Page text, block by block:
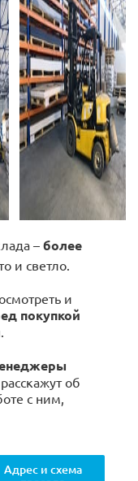
– более
и светло.
и
покупкой
.
об
с ним,
Адрес и схема